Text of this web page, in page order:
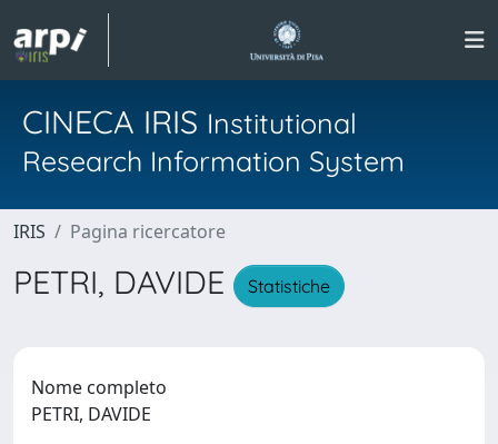
CINECA IRIS Institutional
Research Information System
IRIS Pagina ricercatore
PETRI, DAVIDE Statistiche
Nome completo
PETRI, DAVIDE